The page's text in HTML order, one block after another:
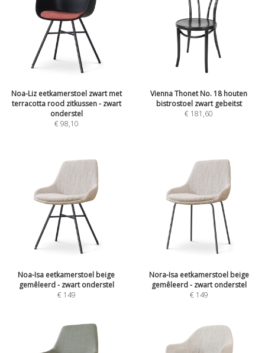
Noa-Liz eetkamerstoel zwart met
terracotta rood zitkussen - zwart
onderstel
€98,10
Vienna Thonet No. 18 houten
bistrostoel zwart gebeitst
€ 181,60
Noa-Isa eetkamerstoel beige
gemêleerd - zwart onderstel
€ 149
Nora-Isa eetkamerstoel beige
gemêleerd - zwart onderstel
€ 149